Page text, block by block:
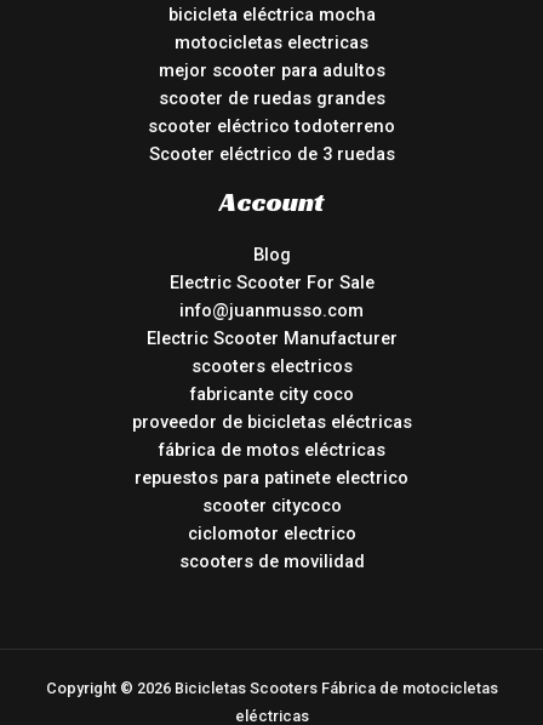
bicicleta eléctrica mocha
motocicletas electricas
mejor scooter para adultos
scooter de ruedas grandes
scooter eléctrico todoterreno
Scooter eléctrico de 3 ruedas
Account
Blog
Electric Scooter For Sale
info@juanmusso.com
Electric Scooter Manufacturer
scooters electricos
fabricante city coco
proveedor de bicicletas eléctricas
fábrica de motos eléctricas
repuestos para patinete electrico
scooter citycoco
ciclomotor electrico
scooters de movilidad
Copyright © 2026 Bicicletas Scooters Fábrica de motocicletas
eléctricas